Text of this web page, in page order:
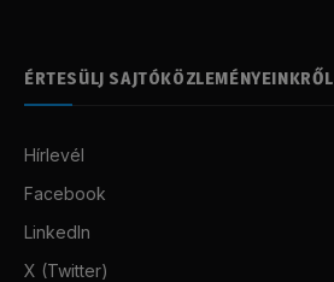
ÉRTESÜLJ SAJTÓKÖZLEMÉNYEINKRŐL
Hírlevél
Facebook
LinkedIn
X (Twitter)